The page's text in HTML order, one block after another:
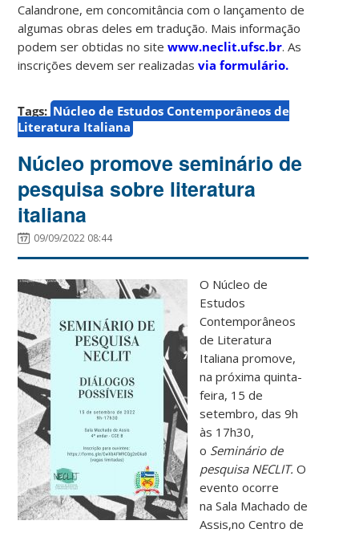
Calandrone, em concomitância com o lançamento de
algumas obras deles em tradução. Mais informação
podem ser obtidas no sitewww.neclit.ufsc.br. As
inscrições devem ser realizadasvia formulário.
Tags: Núcleo de Estudos Contemporâneos de
Literatura Italiana
Núcleo promove seminário de
pesquisa sobre literatura
italiana
09/09/2022 08:44
O Núcleo de
Estudos
Contemporâneos
de Literatura
Italiana promove,
na próxima quinta-
feira, 15 de
setembro, das 9h
às 17h30,
o Seminário de
pesquisa NECLIT.O
evento ocorre
na Sala Machado de
Assis,no Centro de